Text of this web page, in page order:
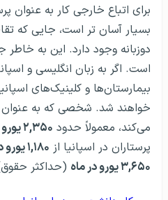
برای اتباع خارجی کار به
بسیار آسان تر است، جایی که
دوزبانه وجود دارد. این به خاطر
است. اگر به زبان انگلیسی و
بیمارستان‌ها و کلینیک‌های
خواهند شد. شخصی که به عنوان
می‌کند، معمولاً حدود ۲,۳۵۰ یورو در ماه
پرستاران در اسپانیا از ۱,۱۸۰ یورو در ماه
۳,۶۵۰ یورو در ماه
(حداکثر